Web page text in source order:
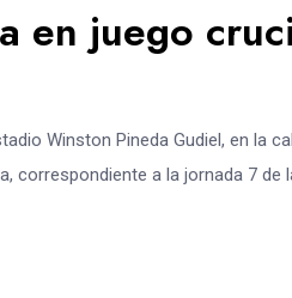
en juego
Winston Pineda Gudiel, en la
correspondiente a la jornada 7